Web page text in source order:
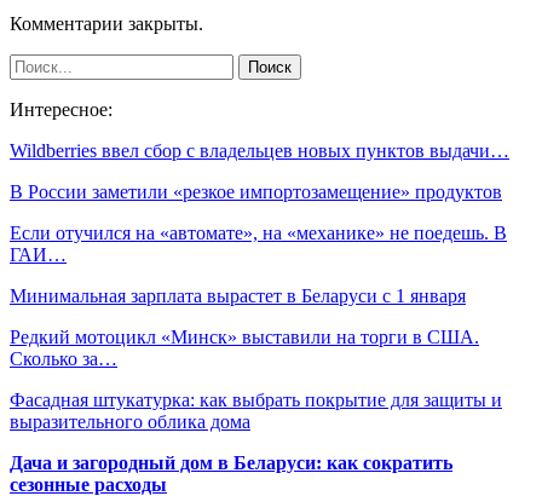
Комментарии закрыты.
Интересное:
Wildberries ввел сбор с владельцев новых пунктов выдачи…
В России заметили «резкое импортозамещение» продуктов
Если отучился на «автомате», на «механике» не поедешь. В
ГАИ…
Минимальная зарплата вырастет в Беларуси с 1 января
Редкий мотоцикл «Минск» выставили на торги в США.
Сколько за…
Фасадная штукатурка: как выбрать покрытие для защиты и
выразительного облика дома
Дача и загородный дом в Беларуси: как сократить
сезонные расходы